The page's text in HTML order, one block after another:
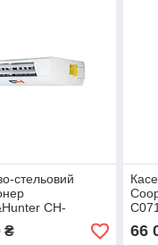
стельовий
CH-
IU035NK
₴ 66